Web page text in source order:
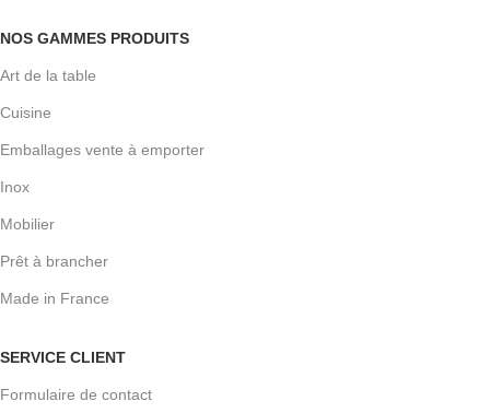
NOS GAMMES PRODUITS
Art de la table
Cuisine
Emballages vente à emporter
Inox
Mobilier
Prêt à brancher
Made in France
SERVICE CLIENT
Formulaire de contact